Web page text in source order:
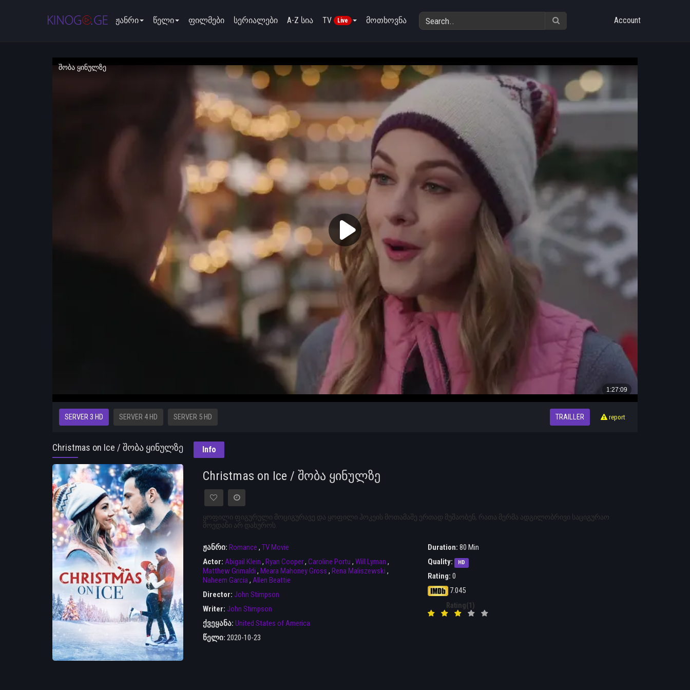
ჟანრი წელი ფილმები სერიალები A-Z სია TV Live მოთხოვნა Account
SERVER 3 HD SERVER 4 HD SERVER 5 HD TRAILLER report
Christmas on Ice / შობა ყინულზე Info
Christmas on Ice / შობა ყინულზე
ყოფილი ფიგურული მოციგურავე და ყოფილი ჰოკეის მოთამაშე ერთად მუშაობენ, რათა მერმა ადგილობრივი საციგურაო
მოედანი არ დახუროს.
ჟანრი: Romance , TV Movie
Actor: Abigail Klein , Ryan Cooper, Caroline Portu , Will Lyman ,
Matthew Grimaldi , Meara Mahoney Gross , Rena Maliszewski ,
Naheem Garcia, Allen Beattie
Director: John Stimpson
Writer: John Stimpson
ქვეყანა: United States of America
წელი: 2020-10-23
Duration: 80 Min
Quality:
HD
Rating: 0
7.045
Rating(1)